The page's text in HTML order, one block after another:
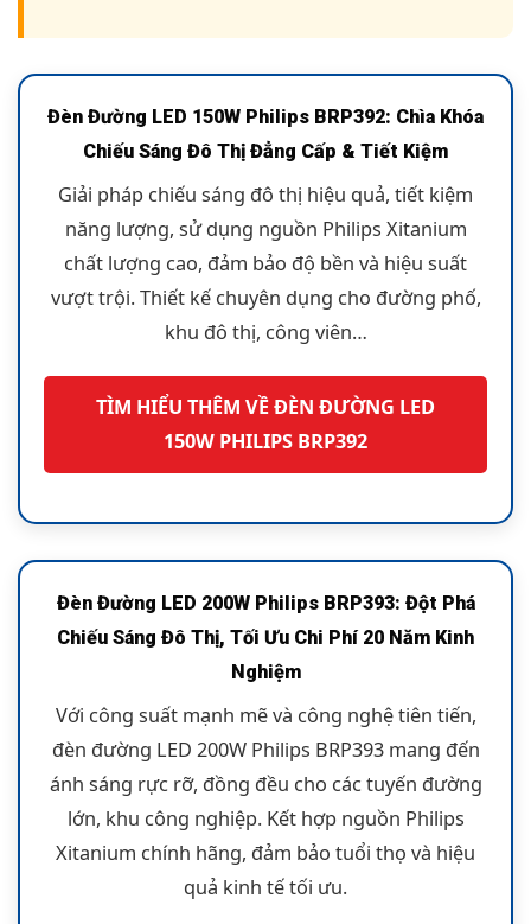
Đèn Đường LED 150W Philips BRP392: Chìa Khóa
Chiếu Sáng Đô Thị Đẳng Cấp & Tiết Kiệm
Giải pháp chiếu sáng đô thị hiệu quả, tiết kiệm
năng lượng, sử dụng nguồn Philips Xitanium
chất lượng cao, đảm bảo độ bền và hiệu suất
vượt trội. Thiết kế chuyên dụng cho đường phố,
khu đô thị, công viên…
TÌM HIỂU THÊM VỀ ĐÈN ĐƯỜNG LED
150W PHILIPS BRP392
Đèn Đường LED 200W Philips BRP393: Đột Phá
Chiếu Sáng Đô Thị, Tối Ưu Chi Phí 20 Năm Kinh
Nghiệm
Với công suất mạnh mẽ và công nghệ tiên tiến,
đèn đường LED 200W Philips BRP393 mang đến
ánh sáng rực rỡ, đồng đều cho các tuyến đường
lớn, khu công nghiệp. Kết hợp nguồn Philips
Xitanium chính hãng, đảm bảo tuổi thọ và hiệu
quả kinh tế tối ưu.